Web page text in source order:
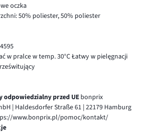
oczka
50% poliester, 50% poliester
w pralce w temp. 30°C Łatwy w pielęgnacji
odpowiedzialny przed UE bonprix
| Haldesdorfer Straße 61 | 22179 Hamburg
www.bonprix.pl/pomoc/kontakt/